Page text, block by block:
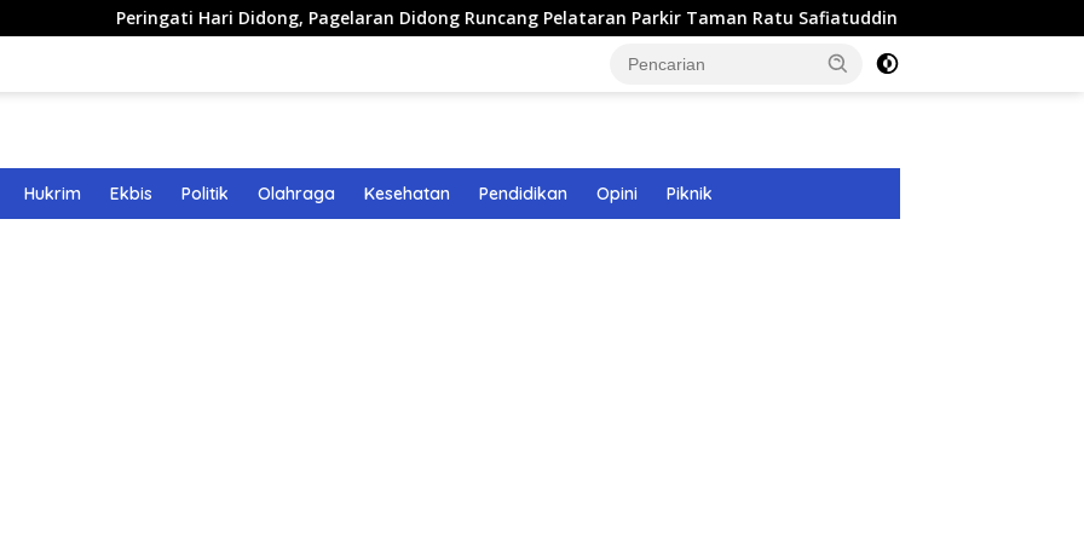
Peringati Hari Didong, Pagelaran Didong Runcang Pelataran Parkir Taman Ratu Safiatuddin 8 Tim Berlaga di
Hukrim Ekbis Politik Olahraga Kesehatan Pendidikan Opini Piknik